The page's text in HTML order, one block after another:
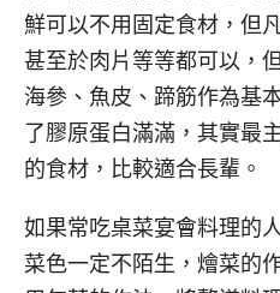
鮮可以不用固定食材，但
甚至於肉片等等都可以，
海參、魚皮、蹄筋作為基
了膠原蛋白滿滿，其實最
的食材，比較適合長輩。
如果常吃桌菜宴會料理的
菜色一定不陌生，燴菜的